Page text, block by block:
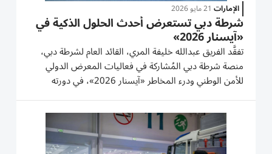
الإمارات 21 مايو 2026
شرطة دبي تستعرض أحدث الحلول الذكية في
«آيسنار 2026»
تفقَّد الفريق عبدالله خليفة المري، القائد العام لشرطة دبي،
منصة شرطة دبي المُشاركة في فعاليات المعرض الدولي
للأمن الوطني ودرء المخاطر «آيسنار 2026»، في دورته
التاسعة بمركز أدنيك أبوظبي، يُرافقه اللواء سيف مهير
المزروعي، مساعد القائد العام لشؤون العمليات، والعميد
بدران...